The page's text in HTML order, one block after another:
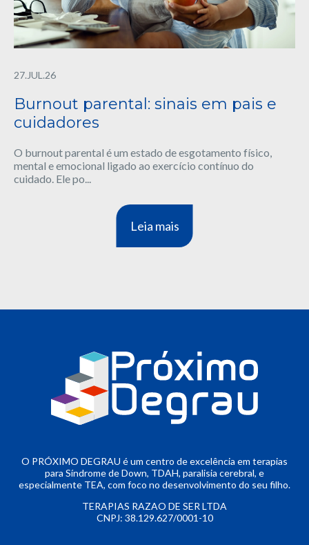
27.JUL.26
Burnout parental: sinais em pais e
cuidadores
O burnout parental é um estado de esgotamento físico,
mental e emocional ligado ao exercício contínuo do
cuidado. Ele po...
Leia mais
O PRÓXIMO DEGRAU é um centro de excelência em terapias
para Síndrome de Down, TDAH, paralisia cerebral, e
especialmente TEA, com foco no desenvolvimento do seu filho.
TERAPIAS RAZAO DE SER LTDA
CNPJ: 38.129.627/0001-10